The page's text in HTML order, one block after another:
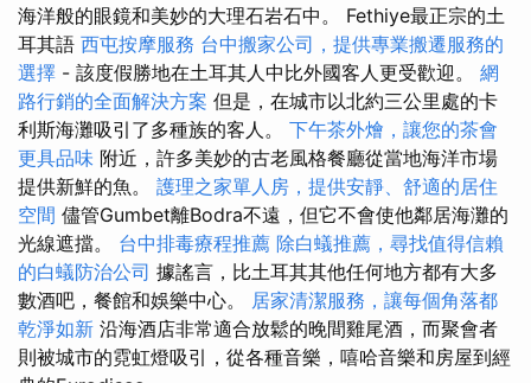
海洋般的眼鏡和美妙的大理石岩石中。 Fethiye最正宗的土
耳其語 西屯按摩服務 台中搬家公司，提供專業搬遷服務的
選擇 - 該度假勝地在土耳其人中比外國客人更受歡迎。 網
路行銷的全面解決方案 但是，在城市以北約三公里處的卡
利斯海灘吸引了多種族的客人。 下午茶外燴，讓您的茶會
更具品味 附近，許多美妙的古老風格餐廳從當地海洋市場
提供新鮮的魚。 護理之家單人房，提供安靜、舒適的居住
空間 儘管Gumbet離Bodra不遠，但它不會使他鄰居海灘的
光線遮擋。 台中排毒療程推薦 除白蟻推薦，尋找值得信賴
的白蟻防治公司 據謠言，比土耳其其他任何地方都有大多
數酒吧，餐館和娛樂中心。 居家清潔服務，讓每個角落都
乾淨如新 沿海酒店非常適合放鬆的晚間雞尾酒，而聚會者
則被城市的霓虹燈吸引，從各種音樂，嘻哈音樂和房屋到經